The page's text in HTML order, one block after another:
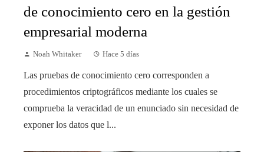
de conocimiento cero en la gestión
empresarial moderna
Noah Whitaker Hace 5 días
Las pruebas de conocimiento cero corresponden a
procedimientos criptográficos mediante los cuales se
comprueba la veracidad de un enunciado sin necesidad de
exponer los datos que l...